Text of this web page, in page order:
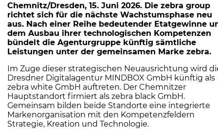
Chemnitz/Dresden, 15. Juni 2026. Die zebra group
richtet sich für die nächste Wachstumsphase neu
aus. Nach einer Reihe bedeutender Etatgewinne
dem Ausbau ihrer technologischen Kompetenzen
bündelt die Agenturgruppe künftig sämtliche
Leistungen unter der gemeinsamen Marke zebra.
Im Zuge dieser strategischen Neuausrichtung wird
Dresdner Digitalagentur MINDBOX GmbH künftig als
zebra white GmbH auftreten. Der Chemnitzer
Hauptstandort firmiert als zebra black GmbH.
Gemeinsam bilden beide Standorte eine integrierte
Markenorganisation mit den Kompetenzfeldern
Strategie, Kreation und Technologie.